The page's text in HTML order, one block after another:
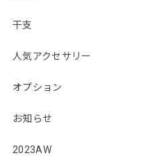
干支
人気アクセサリー
オプション
お知らせ
2023AW